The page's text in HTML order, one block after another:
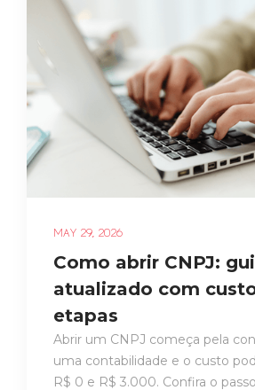
MAY 29, 2026
Como abrir CNPJ:
atualizado com
etapas
Abrir um CNPJ começa pela
uma contabilidade e o custo
R$ 0 e R$ 3.000. Confira o